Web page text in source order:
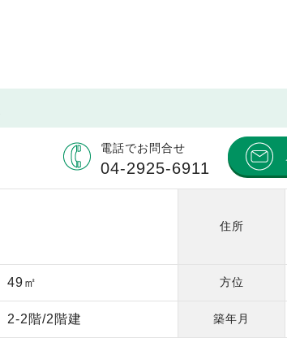
電話でお問合せ
04-2925-6911
住所
49㎡ 方位
2-2階/2階建 築年月